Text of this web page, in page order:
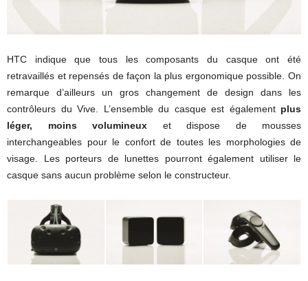
HTC indique que tous les composants du casque ont été
retravaillés et repensés de façon la plus ergonomique possible. On
remarque d’ailleurs un gros changement de design dans les
contrôleurs du Vive. L’ensemble du casque est également plus
léger, moins volumineux et dispose de mousses
interchangeables pour le confort de toutes les morphologies de
visage. Les porteurs de lunettes pourront également utiliser le
casque sans aucun problème selon le constructeur.